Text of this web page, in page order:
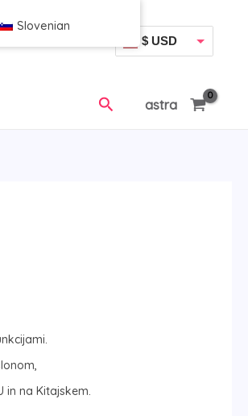
$ USD
Iskanjeastra
in na Kitajskem.
Slovenian